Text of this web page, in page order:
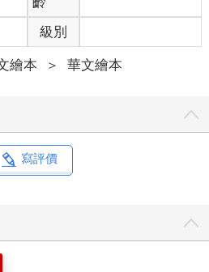
級別
繪本 ＞ 華文繪本
寫評價